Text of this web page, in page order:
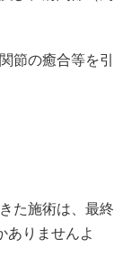
節の癒合等を引
た施術は、最終
ありませんよ